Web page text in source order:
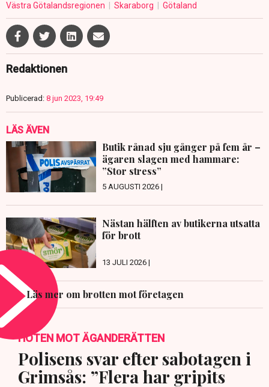
Västra Götalandsregionen
Skaraborg Götaland
Redaktionen
Publicerad: 8 jun 2023, 19:49
LÄS ÄVEN
Butik rånad sju gånger på fem år –
ägaren slagen med hammare:
”Stor stress”
5 AUGUSTI 2026 |
Nästan hälften av butikerna utsatta
för brott
13 JULI 2026 |
Läs mer om brotten mot företagen
HOTEN MOT ÄGANDERÄTTEN
Polisens svar efter sabotagen i
Grimsås: ”Flera har gripits